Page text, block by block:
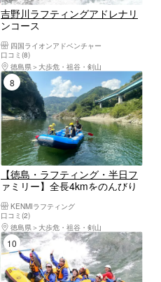
吉野川ラフティングアドレナリ
ンコース
四国ライオンアドベンチャー
口コミ(8)
徳島県
大歩危・祖谷・剣山
8位
【徳島・ラフティング・半日フ
ァミリー】全長4kmをのんびり
ァミリーツアー
KENMIラフティング
口コミ(2)
徳島県
大歩危・祖谷・剣山
10位